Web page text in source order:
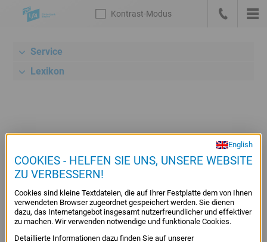
Sprungmarken
Kontrast-
Meta-
Navigation
und
Sprachwechsel
Hauptnavigation
Unternavigation
Rechner
Startseite
Kontrast-Modus
Die
Service
Lexikon
English
COOKIES - HELFEN SIE UNS, UNSERE WEBSITE
ZU VERBESSERN!
Cookies sind kleine Textdateien, die auf Ihrer Festplatte dem von Ihnen
verwendeten Browser zugeordnet gespeichert werden. Sie dienen
dazu, das Internetangebot insgesamt nutzerfreundlicher und effektiver
zu machen. Wir verwenden notwendige und funktionale Cookies.
Detaillierte Informationen dazu finden Sie auf unserer